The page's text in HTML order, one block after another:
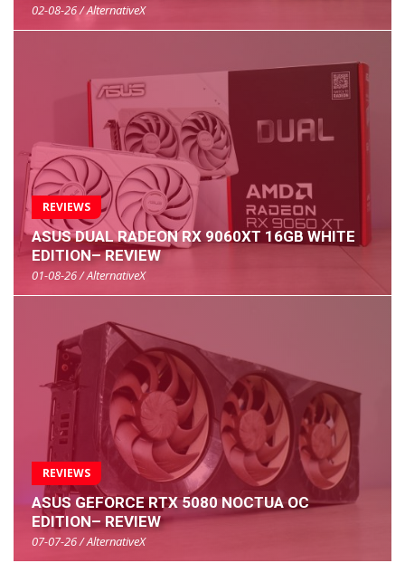
02-08-26 / AlternativeX
REVIEWS
ASUS DUAL RADEON RX 9060XT 16GB WHITE
EDITION– REVIEW
01-08-26 / AlternativeX
REVIEWS
ASUS GEFORCE RTX 5080 NOCTUA OC
EDITION– REVIEW
07-07-26 / AlternativeX